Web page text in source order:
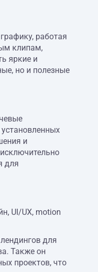
работая
клипам,
яркие и
но и полезные
и
для
UI/UX, motion
для
Также он
проектов, что